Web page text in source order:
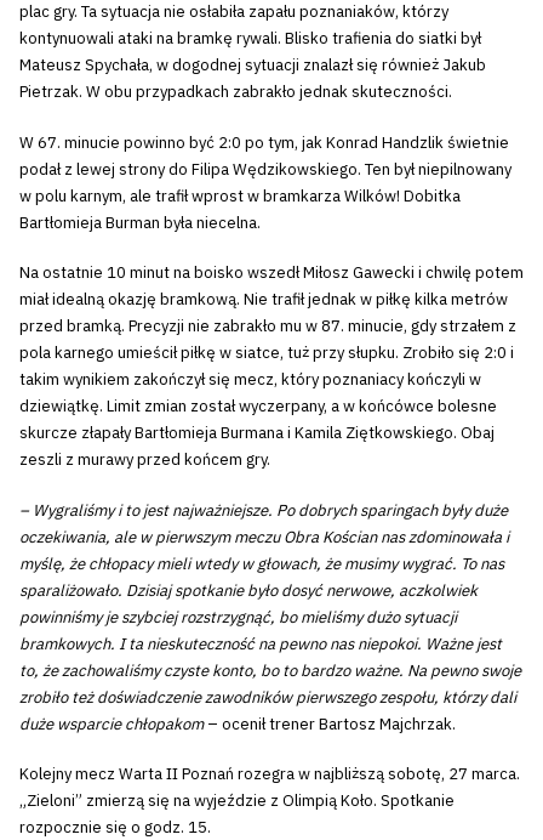
plac gry. Ta sytuacja nie osłabiła zapału poznaniaków, którzy
kontynuowali ataki na bramkę rywali. Blisko trafienia do siatki był
Mateusz Spychała, w dogodnej sytuacji znalazł się również Jakub
Pietrzak. W obu przypadkach zabrakło jednak skuteczności.
W 67. minucie powinno być 2:0 po tym, jak Konrad Handzlik świetnie
podał z lewej strony do Filipa Wędzikowskiego. Ten był niepilnowany
w polu karnym, ale trafił wprost w bramkarza Wilków! Dobitka
Bartłomieja Burman była niecelna.
Na ostatnie 10 minut na boisko wszedł Miłosz Gawecki i chwilę potem
miał idealną okazję bramkową. Nie trafił jednak w piłkę kilka metrów
przed bramką. Precyzji nie zabrakło mu w 87. minucie, gdy strzałem z
pola karnego umieścił piłkę w siatce, tuż przy słupku. Zrobiło się 2:0 i
takim wynikiem zakończył się mecz, który poznaniacy kończyli w
dziewiątkę. Limit zmian został wyczerpany, a w końcówce bolesne
skurcze złapały Bartłomieja Burmana i Kamila Ziętkowskiego. Obaj
zeszli z murawy przed końcem gry.
– Wygraliśmy i to jest najważniejsze. Po dobrych sparingach były duże
oczekiwania, ale w pierwszym meczu Obra Kościan nas zdominowała i
myślę, że chłopacy mieli wtedy w głowach, że musimy wygrać. To nas
sparaliżowało. Dzisiaj spotkanie było dosyć nerwowe, aczkolwiek
powinniśmy je szybciej rozstrzygnąć, bo mieliśmy dużo sytuacji
bramkowych. I ta nieskuteczność na pewno nas niepokoi. Ważne jest
to, że zachowaliśmy czyste konto, bo to bardzo ważne. Na pewno swoje
zrobiło też doświadczenie zawodników pierwszego zespołu, którzy dali
duże wsparcie chłopakom– ocenił trener Bartosz Majchrzak.
Kolejny mecz Warta II Poznań rozegra w najbliższą sobotę, 27 marca.
„Zieloni” zmierzą się na wyjeździe z Olimpią Koło. Spotkanie
rozpocznie się o godz. 15.